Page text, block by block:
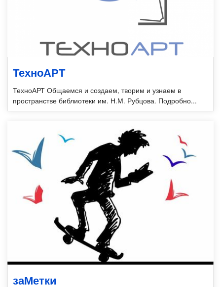
ТехноАРТ
ТехноАРТ Общаемся и создаем, творим и узнаем в
пространстве библиотеки им. Н.М. Рубцова. Подробно...
заМетки